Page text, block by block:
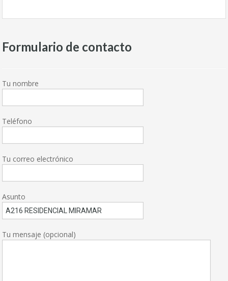
Formulario de contacto
Tu nombre
Teléfono
Tu correo electrónico
Asunto
Tu mensaje (opcional)